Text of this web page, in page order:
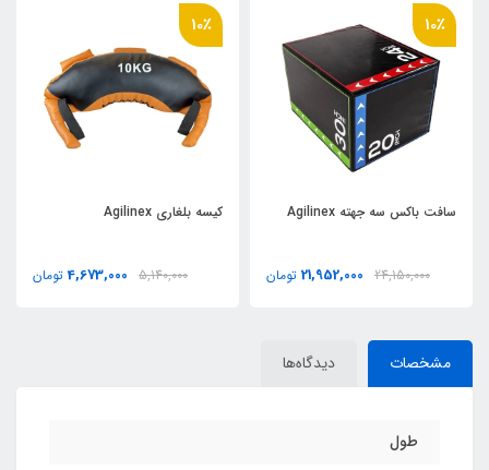
سافت باکس سه جهته Agilinex
24,150,000
10٪
21,952,000 تومان
کیسه بلغاری Agilinex
5,140,000
10٪
4,673,000 تومان
مشخصات دیدگاه‌ها
طول